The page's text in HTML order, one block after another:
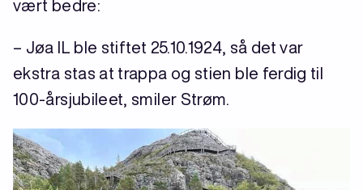
vært bedre:
– Jøa IL ble stiftet 25.10.1924, så det var
ekstra stas at trappa og stien ble ferdig til
100-årsjubileet, smiler Strøm.